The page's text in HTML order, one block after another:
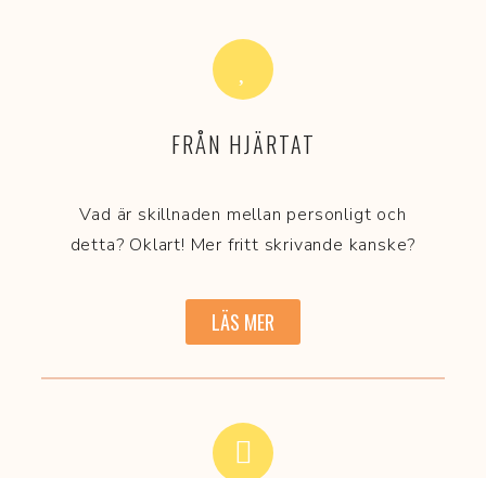
FRÅN HJÄRTAT
Vad är skillnaden mellan personligt och
detta? Oklart! Mer fritt skrivande kanske?
LÄS MER